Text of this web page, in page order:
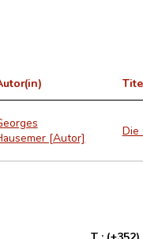
[Autor]
Die